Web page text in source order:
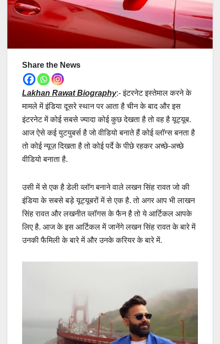
Share the News
Lakhan Rawat Biography:- इंटरनेट इस्तेमाल करने के
मामले में इंडिया दूसरे स्थान पर आता है चीन के बाद और इस
इंटरनेट में कोई सबसे ज्यादा कोई कुछ देखता है तो वह है यूट्यूब.
आज ऐसे कई युटयुबर्स है जो वीडियो बनाते हैं कोई व्लॉग्स बनता है
तो कोई न्यूज़ दिखता है तो कोई पर्दे के पीछे रहकर अच्छे-अच्छे
वीडियो बनाता है.
उसी में से एक है डेली व्लॉग बनाने वाले लखन सिंह रावत जो की
इंडिया के सबसे बड़े यूट्यूबरों में से एक है. तो अगर आप भी लाखन
सिंह रावत और लखनीत व्लॉगस के फैन है तो ये आर्टिकल आपके
लिए है. आज के इस आर्टिकल में जानेंगे लखन सिंह रावत के बारे में
उनकी फैमिली के बारे में और उनके करियर के बारे में.